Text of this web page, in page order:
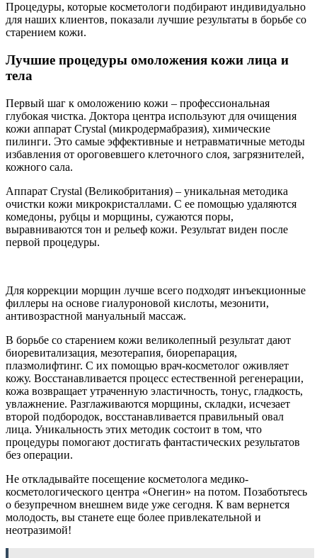
Процедуры, которые косметологи подбирают индивидуально
для наших клиентов, показали лучшие результаты в борьбе со
старением кожи.
Лучшие процедуры омоложения кожи лица и
тела
Первый шаг к омоложению кожи – профессиональная
глубокая чистка. Доктора центра используют для очищения
кожи аппарат Crystal (микродермабразия), химические
пилинги. Это самые эффективные и нетравматичные методы
избавления от ороговевшего клеточного слоя, загрязнителей,
кожного сала.
Аппарат Crystal (Великобритания) – уникальная методика
очистки кожи микрокристаллами. С ее помощью удаляются
комедоны, рубцы и морщины, сужаются поры,
выравниваются тон и рельеф кожи. Результат виден после
первой процедуры.
Для коррекции морщин лучше всего подходят инъекционные
филлеры на основе гиалуроновой кислоты, мезонити,
антивозрастной мануальный массаж.
В борьбе со старением кожи великолепный результат дают
биоревитализация, мезотерапия, биорепарация,
плазмолифтинг. С их помощью врач-косметолог оживляет
кожу. Восстанавливается процесс естественной регенерации,
кожа возвращает утраченную эластичность, тонус, гладкость,
увлажнение. Разглаживаются морщины, складки, исчезает
второй подбородок, восстанавливается правильный овал
лица. Уникальность этих методик состоит в том, что
процедуры помогают достигать фантастических результатов
без операции.
Не откладывайте посещение косметолога медико-
косметологического центра «Онегин» на потом. Позаботьтесь
о безупречном внешнем виде уже сегодня. К вам вернется
молодость, вы станете еще более привлекательной и
неотразимой!